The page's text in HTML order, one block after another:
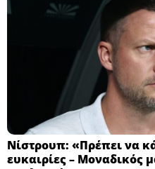
Νίστρουπ: «Πρέπει να
ευκαιρίες – Μοναδικός